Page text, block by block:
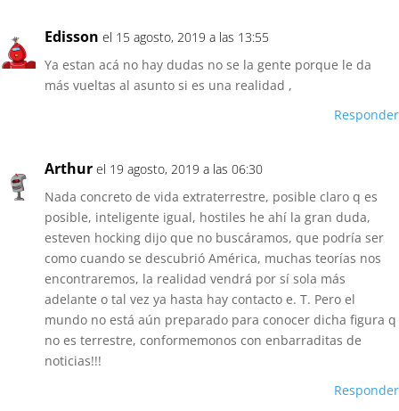
Edisson el 15 agosto, 2019 a las 13:55
Ya estan acá no hay dudas no se la gente porque le da
más vueltas al asunto si es una realidad ,
Responder
Arthur el 19 agosto, 2019 a las 06:30
Nada concreto de vida extraterrestre, posible claro q es
posible, inteligente igual, hostiles he ahí la gran duda,
esteven hocking dijo que no buscáramos, que podría ser
como cuando se descubrió América, muchas teorías nos
encontraremos, la realidad vendrá por sí sola más
adelante o tal vez ya hasta hay contacto e. T. Pero el
mundo no está aún preparado para conocer dicha figura q
no es terrestre, conformemonos con enbarraditas de
noticias!!!
Responder